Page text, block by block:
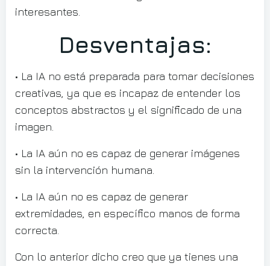
interesantes.
Desventajas:
• La IA no está preparada para tomar decisiones
creativas, ya que es incapaz de entender los
conceptos abstractos y el significado de una
imagen.
• La IA aún no es capaz de generar imágenes
sin la intervención humana.
• La IA aún no es capaz de generar
extremidades, en específico manos de forma
correcta.
Con lo anterior dicho creo que ya tienes una